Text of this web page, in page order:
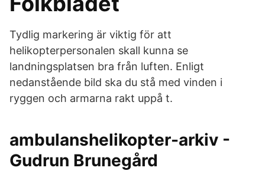
Tydlig markering är viktig för att
helikopterpersonalen skall kunna se
landningsplatsen bra från luften. Enligt
nedanstående bild ska du stå med vinden i
ryggen och armarna rakt uppå t.
ambulanshelikopter-arkiv -
Gudrun Brunegård